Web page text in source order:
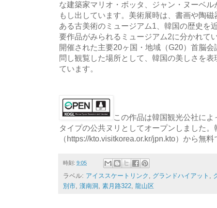
な建築家マリオ・ボッタ、ジャン・ヌーベ
もし出しています。美術展時は、書画や陶
ある古美術のミュージアム1、韓国の歴史を
要作品がみられるミュージアム2に分かれて
開催された主要20ヶ国・地域（G20）首脳
問し観覧した場所として、韓国の美しさを
ています。
この作品は韓国観光公社に
タイプの公共ヌリとしてオープンしました。
（https://kto.visitkorea.or.kr/jpn.kto）から無
時刻: 9:05
ラベル: アイススケートリンク グランドハイアット
別市 漢南洞 素月路322 龍山区